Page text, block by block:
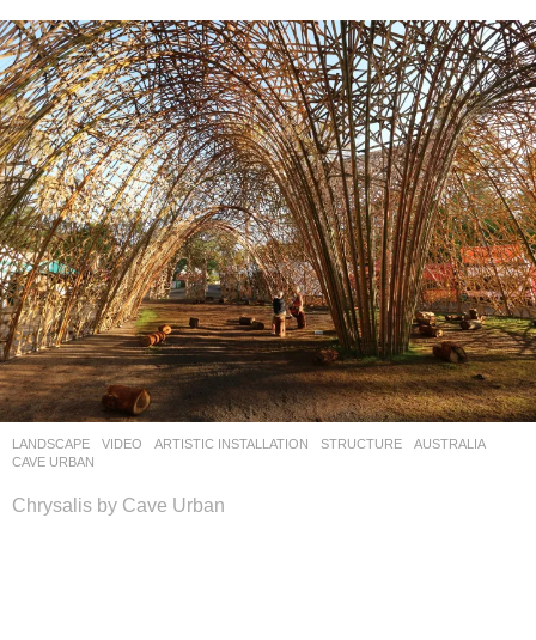
LANDSCAPE VIDEO ARTISTIC INSTALLATION ,STRUCTURE
AUSTRALIA
CAVE URBAN
Chrysalis by Cave Urban